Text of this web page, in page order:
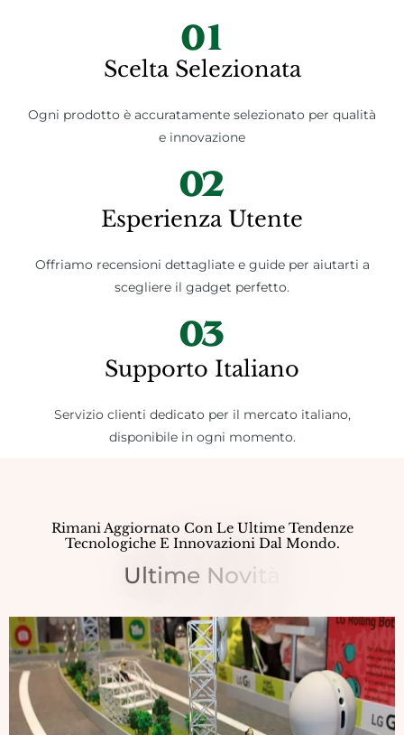
Scelta Selezionata
Ogni prodotto è accuratamente selezionato per qualità
e innovazione
Esperienza Utente
Offriamo recensioni dettagliate e guide per aiutarti a
scegliere il gadget perfetto.
Supporto Italiano
Servizio clienti dedicato per il mercato italiano,
disponibile in ogni momento.
Rimani Aggiornato Con Le Ultime Tendenze
Tecnologiche E Innovazioni Dal Mondo.
ULTIME NOVI